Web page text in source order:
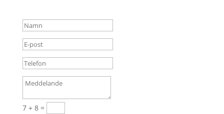
7 + 8=